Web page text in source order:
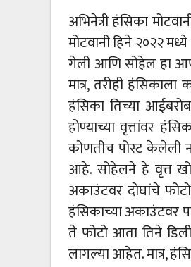
अभिनेत्री हंसिका
मोटवानी हिने २०२२
गेली आणि सोहेल हा
मात्र, तरीही
हंसिका तिच्या
होण्याच्या वृत्तांवर
कोणतीच पोस्ट केलेली
आहे. सोहेलने हे वृत्त
अकाउंटवर दोघांचे
हंसिकाच्या अकाउंटवर
ते फोटो आता तिने
लागल्या आहेत. मात्र,